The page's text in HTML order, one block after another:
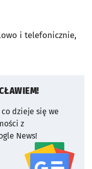
i telefonicznie,
dzieje się we
z
News!